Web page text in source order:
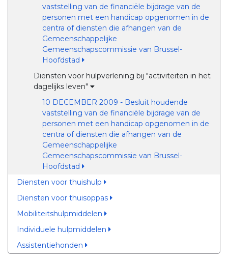
vaststelling van de financiële bijdrage van de
personen met een handicap opgenomen in de
centra of diensten die afhangen van de
Gemeenschappelijke
Gemeenschapscommissie van Brussel-
Hoofdstad
Diensten voor hulpverlening bij "activiteiten in het
dagelijks leven"
10 DECEMBER 2009 - Besluit houdende
vaststelling van de financiële bijdrage van de
personen met een handicap opgenomen in de
centra of diensten die afhangen van de
Gemeenschappelijke
Gemeenschapscommissie van Brussel-
Hoofdstad
Diensten voor thuishulp
Diensten voor thuisoppas
Mobiliteitshulpmiddelen
Individuele hulpmiddelen
Assistentiehonden